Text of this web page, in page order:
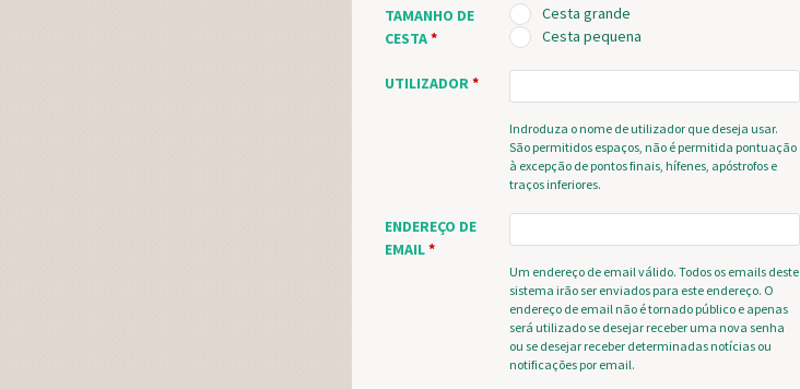
TAMANHO DE
CESTA*
Cesta grande
Cesta pequena
UTILIZADOR*
Indroduza o nome de utilizador que deseja usar.
São permitidos espaços, não é permitida pontuação
à excepção de pontos finais, hífenes, apóstrofos e
traços inferiores.
ENDEREÇO DE
EMAIL*
Um endereço de email válido. Todos os emails deste
sistema irão ser enviados para este endereço. O
endereço de email não é tornado público e apenas
será utilizado se desejar receber uma nova senha
ou se desejar receber determinadas notícias ou
notificações por email.